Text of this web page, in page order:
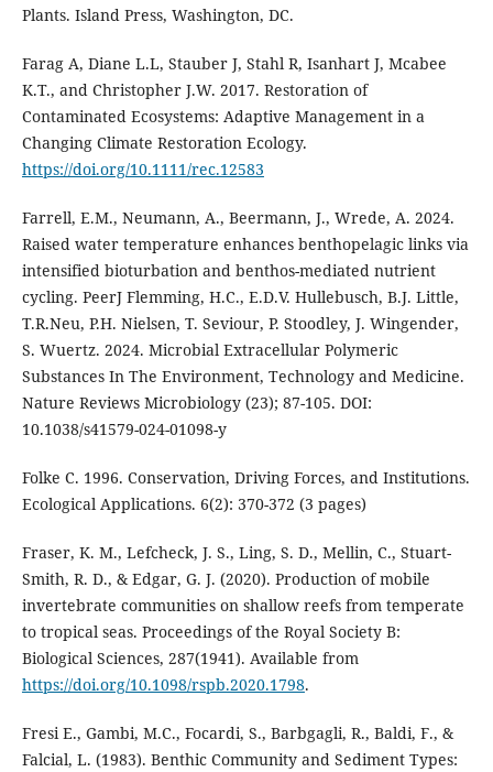
Plants. Island Press, Washington, DC.
Farag A, Diane L.L, Stauber J, Stahl R, Isanhart J, Mcabee
K.T., and Christopher J.W. 2017. Restoration of
Contaminated Ecosystems: Adaptive Management in a
Changing Climate Restoration Ecology.
https://doi.org/10.1111/rec.12583
Farrell, E.M., Neumann, A., Beermann, J., Wrede, A. 2024.
Raised water temperature enhances benthopelagic links via
intensified bioturbation and benthos-mediated nutrient
cycling. PeerJ Flemming, H.C., E.D.V. Hullebusch, B.J. Little,
T.R.Neu, P.H. Nielsen, T. Seviour, P. Stoodley, J. Wingender,
S. Wuertz. 2024. Microbial Extracellular Polymeric
Substances In The Environment, Technology and Medicine.
Nature Reviews Microbiology (23); 87-105. DOI:
10.1038/s41579-024-01098-y
Folke C. 1996. Conservation, Driving Forces, and Institutions.
Ecological Applications. 6(2): 370-372 (3 pages)
Fraser, K. M., Lefcheck, J. S., Ling, S. D., Mellin, C., Stuart-
Smith, R. D., & Edgar, G. J. (2020). Production of mobile
invertebrate communities on shallow reefs from temperate
to tropical seas. Proceedings of the Royal Society B:
Biological Sciences, 287(1941). Available from
https://doi.org/10.1098/rspb.2020.1798.
Fresi E., Gambi, M.C., Focardi, S., Barbgagli, R., Baldi, F., &
Falcial, L. (1983). Benthic Community and Sediment Types: